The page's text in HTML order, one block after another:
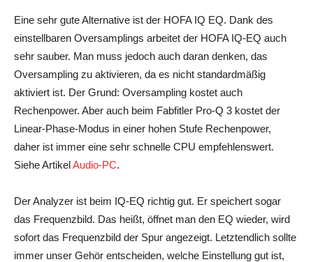
Eine sehr gute Alternative ist der HOFA IQ EQ. Dank des
einstellbaren Oversamplings arbeitet der HOFA IQ-EQ auch
sehr sauber. Man muss jedoch auch daran denken, das
Oversampling zu aktivieren, da es nicht standardmäßig
aktiviert ist. Der Grund: Oversampling kostet auch
Rechenpower. Aber auch beim Fabfitler Pro-Q 3 kostet der
Linear-Phase-Modus in einer hohen Stufe Rechenpower,
daher ist immer eine sehr schnelle CPU empfehlenswert.
Siehe ArtikelAudio-PC.
Der Analyzer ist beim IQ-EQ richtig gut. Er speichert sogar
das Frequenzbild. Das heißt, öffnet man den EQ wieder, wird
sofort das Frequenzbild der Spur angezeigt. Letztendlich sollte
immer unser Gehör entscheiden, welche Einstellung gut ist,